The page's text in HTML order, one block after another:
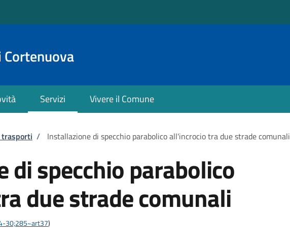
Cortenuova
Servizi Vivere il Comune
/ Installazione di specchio parabolico all'incrocio tra due strade comunali
di specchio parabolico
due strade comunali
30;285~art37)